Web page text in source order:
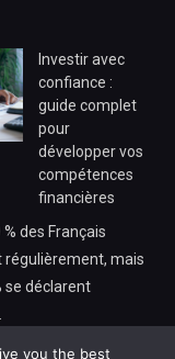
Investir avec
confiance :
guide complet
pour
développer vos
compétences
financières
% des Français
régulièrement, mais
se déclarent
you the best